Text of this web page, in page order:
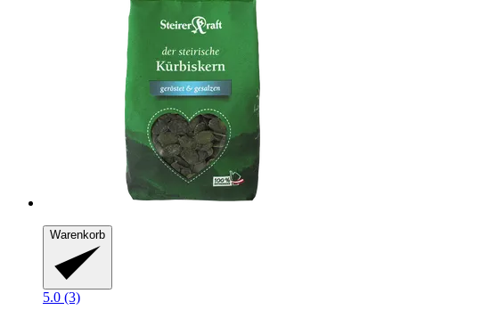
Warenkorb
5.0 (3)